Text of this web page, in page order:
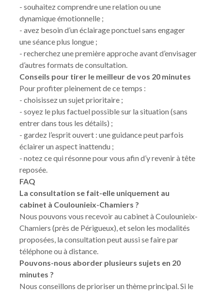
- souhaitez comprendre une relation ou une
dynamique émotionnelle ;
- avez besoin d’un éclairage ponctuel sans engager
une séance plus longue ;
- recherchez une première approche avant d’envisager
d’autres formats de consultation.
Conseils pour tirer le meilleur de vos 20 minutes
Pour profiter pleinement de ce temps :
- choisissez un sujet prioritaire ;
- soyez le plus factuel possible sur la situation (sans
entrer dans tous les détails) ;
- gardez l’esprit ouvert : une guidance peut parfois
éclairer un aspect inattendu ;
- notez ce qui résonne pour vous afin d’y revenir à tête
reposée.
FAQ
La consultation se fait-elle uniquement au
cabinet à Coulounieix-Chamiers ?
Nous pouvons vous recevoir au cabinet à Coulounieix-
Chamiers (près de Périgueux), et selon les modalités
proposées, la consultation peut aussi se faire par
téléphone ou à distance.
Pouvons-nous aborder plusieurs sujets en 20
minutes ?
Nous conseillons de prioriser un thème principal. Si le